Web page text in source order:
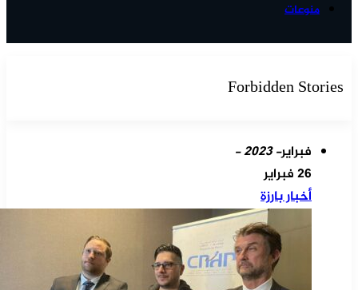
منوعات
Forbidden Stories
فبراير- 2023 -
26 فبراير
أخبار بارزة